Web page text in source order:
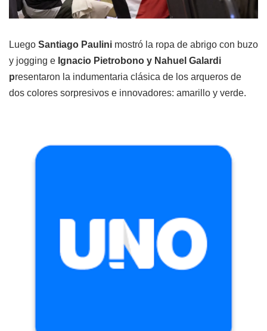
Luego Santiago Paulini mostró la ropa de abrigo con buzo
y jogging e Ignacio Pietrobono y Nahuel Galardi
presentaron la indumentaria clásica de los arqueros de
dos colores sorpresivos e innovadores: amarillo y verde.